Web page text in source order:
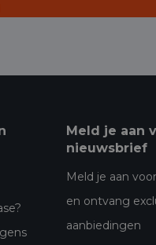
Meld je aan
nieuwsbrief
Meld je aan
en ontvang
aanbiedingen